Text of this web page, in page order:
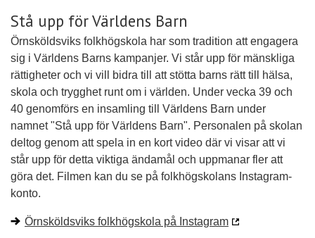
Stå upp för Världens Barn
Örnsköldsviks folkhögskola har som tradition att engagera
sig i Världens Barns kampanjer. Vi står upp för mänskliga
rättigheter och vi vill bidra till att stötta barns rätt till hälsa,
skola och trygghet runt om i världen. Under vecka 39 och
40 genomförs en insamling till Världens Barn under
namnet "Stå upp för Världens Barn". Personalen på skolan
deltog genom att spela in en kort video där vi visar att vi
står upp för detta viktiga ändamål och uppmanar fler att
göra det. Filmen kan du se på folkhögskolans Instagram-
konto.
Örnsköldsviks folkhögskola på Instagram